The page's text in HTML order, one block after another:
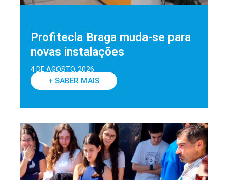
Profitecla Braga muda-se para
novas instalações
4 DE AGOSTO, 2026
+ SABER MAIS